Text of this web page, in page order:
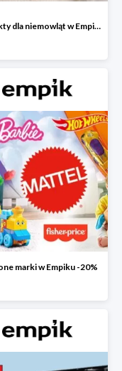
Produkty dla niemowląt w Empiku do -30%
marki w Empiku -20%